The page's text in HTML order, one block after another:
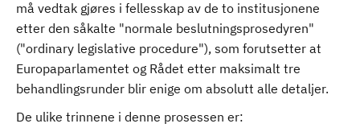
må vedtak gjøres i fellesskap av de to institusjonene
etter den såkalte "normale beslutningsprosedyren"
("ordinary legislative procedure"), som forutsetter at
Europaparlamentet og Rådet etter maksimalt tre
behandlingsrunder blir enige om absolutt alle detaljer.
De ulike trinnene i denne prosessen er: